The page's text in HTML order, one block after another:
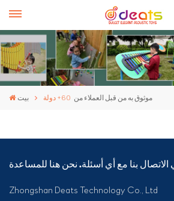
بيت موثوق به من قبل العملاء من 60+ دولة
Zhongshan Deats Technology Co., Ltd